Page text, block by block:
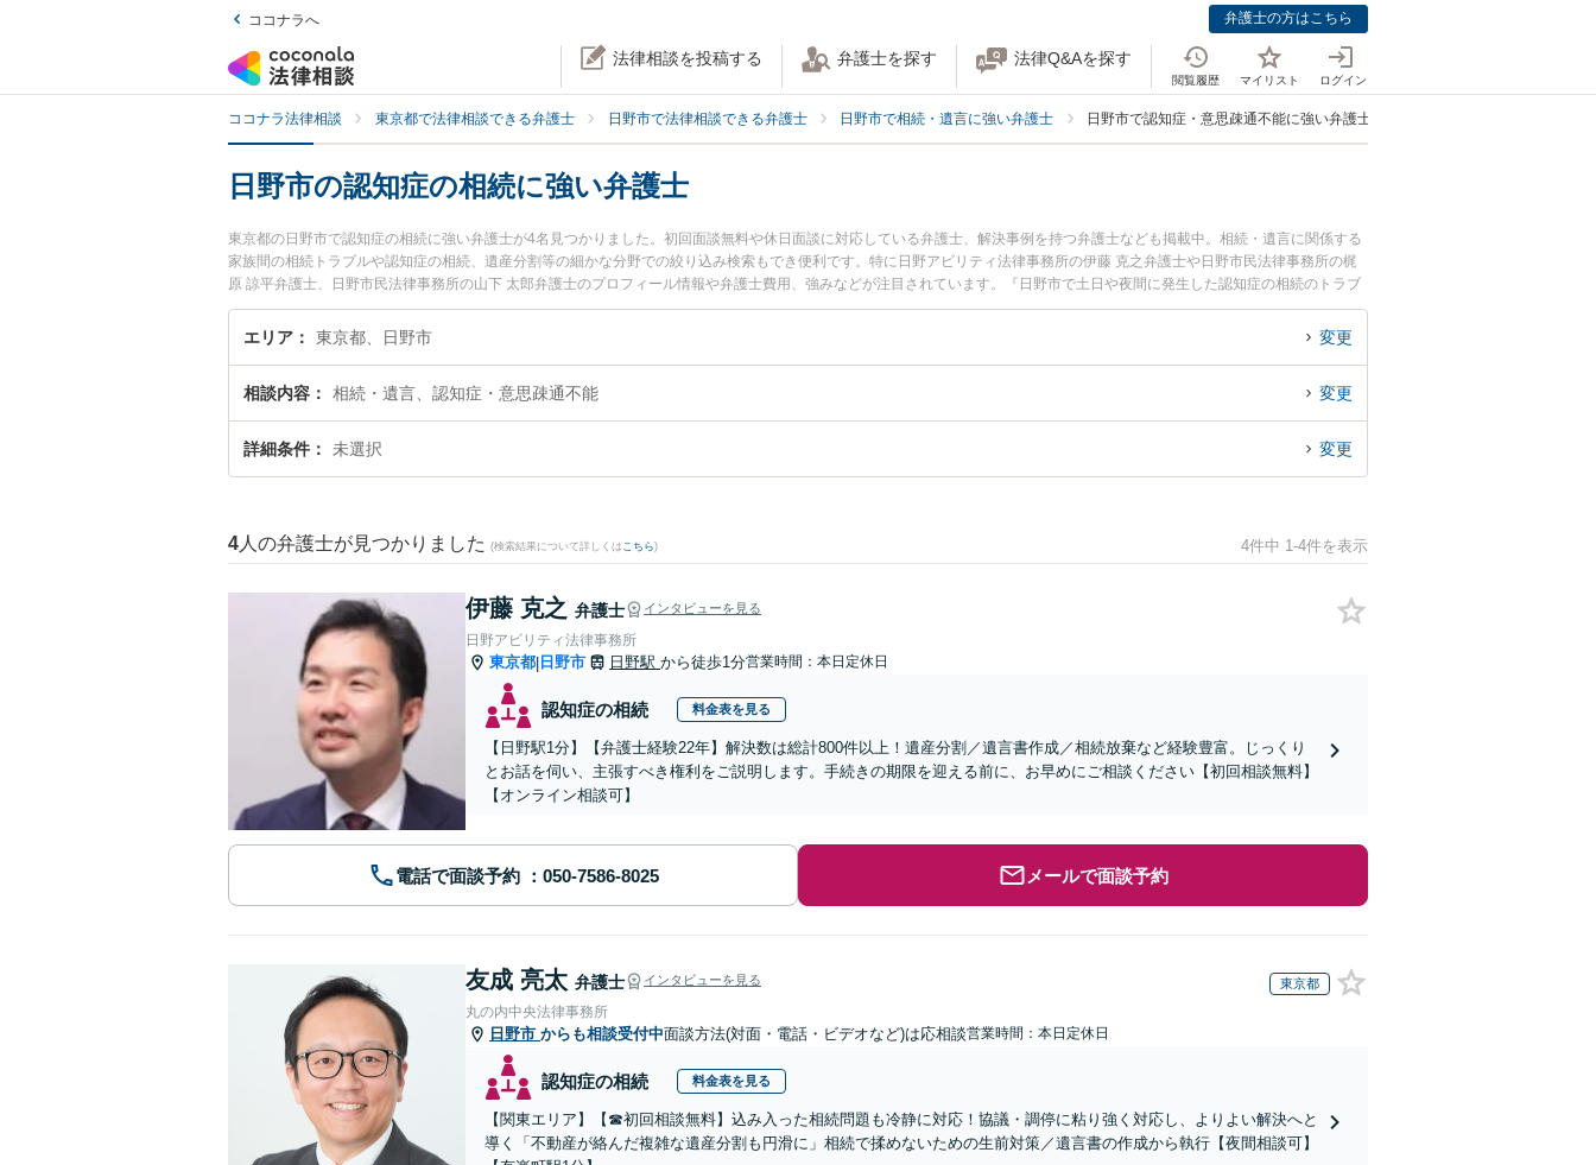
ココナラへ 弁護士の方はこちら
法律相談を投稿する 弁護士を探す 法律Q&Aを探す
閲覧履歴 マイリスト ログイン
ココナラ法律相談 東京都で法律相談できる弁護士 日野市で法律相談できる弁護士 日野市で相続・遺言に強い弁護士 日野市で認知症・意思疎通不能に強い弁護士
日野市の認知症の相続に強い弁護士
東京都の日野市で認知症の相続に強い弁護士が4名見つかりました。初回面談無料や休日面談に対応している弁護士、解決事例を持つ弁護士なども掲載中。相続・遺言に関係する
家族間の相続トラブルや認知症の相続、遺産分割等の細かな分野での絞り込み検索もでき便利です。特に日野アビリティ法律事務所の伊藤 克之弁護士や日野市民法律事務所の梶
原 諒平弁護士、日野市民法律事務所の山下 太郎弁護士のプロフィール情報や弁護士費用、強みなどが注目されています。『日野市で土日や夜間に発生した認知症の相続のトラブ
ルを今すぐに弁護士に相談したい』『認知症の相続のトラブル解決の実績豊富な近くの弁護士を検索したい』『初回相談無料で認知症の相続を法律相談できる日野市内の弁護士に
相談予約したい』などでお困りの相談者さんにおすすめです。
エリア 東京都、日野市 変更
相談内容 相続・遺言、認知症・意思疎通不能 変更
詳細条件 未選択 変更
4 人の弁護士が見つかりました (検索結果について詳しくは こちら) 4件中 1-4件を表示
伊藤 克之 弁護士 インタビューを見る
日野アビリティ法律事務所
東京都| 日野市 日野駅 から徒歩1分営業時間：本日定休日
認知症の相続 料金表を見る
【日野駅1分】【弁護士経験22年】解決数は総計800件以上！遺産分割／遺言書作成／相続放棄など経験豊富。じっくり
とお話を伺い、主張すべき権利をご説明します。手続きの期限を迎える前に、お早めにご相談ください【初回相談無料】
【オンライン相談可】
電話で面談予約 メールで面談予約
友成 亮太 弁護士 インタビューを見る 東京都
丸の内中央法律事務所
日野市 からも相談受付中面談方法(対面・電話・ビデオなど)は応相談営業時間：本日定休日
認知症の相続 料金表を見る
【関東エリア】【☎︎初回相談無料】込み入った相続問題も冷静に対応！協議・調停に粘り強く対応し、よりよい解決へと
導く「不動産が絡んだ複雑な遺産分割も円滑に」相続で揉めないための生前対策／遺言書の作成から執行【夜間相談可】